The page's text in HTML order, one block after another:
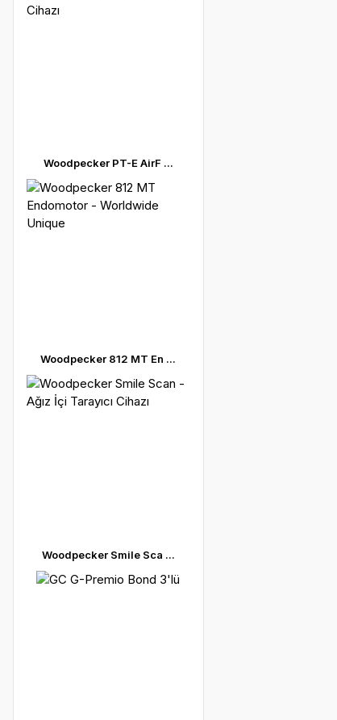
Woodpecker PT-E AirF ...
Woodpecker 812 MT En ...
Woodpecker Smile Sca ...